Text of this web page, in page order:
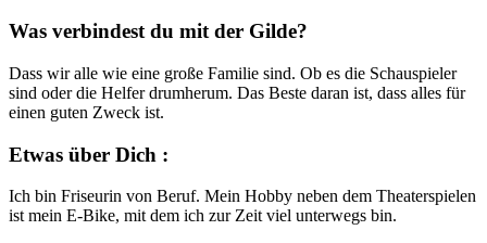
Was verbindest du mit der Gilde?
Dass wir alle wie eine große Familie sind. Ob es die Schauspieler
sind oder die Helfer drumherum. Das Beste daran ist, dass alles für
einen guten Zweck ist.
Etwas über Dich :
Ich bin Friseurin von Beruf. Mein Hobby neben dem Theaterspielen
ist mein E-Bike, mit dem ich zur Zeit viel unterwegs bin.